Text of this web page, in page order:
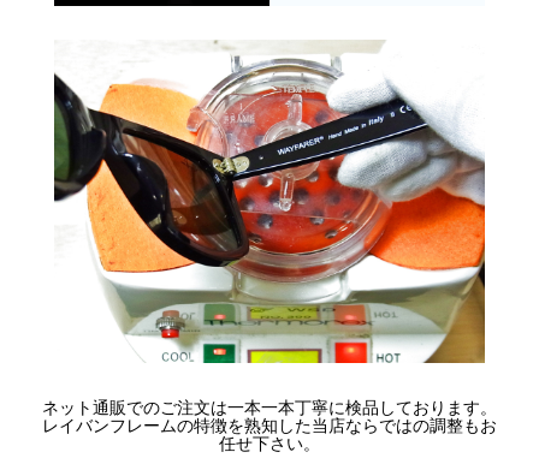
ネット通販でのご注文は一本一本丁寧に検品しております。
レイバンフレームの特徴を熟知した当店ならではの調整もお
任せ下さい。